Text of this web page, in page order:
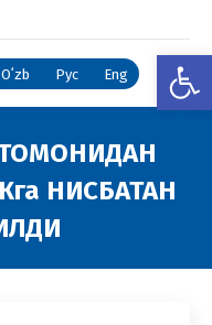
Oʻzb Рус Eng
ТОМОНИДАН
НИСБАТАН